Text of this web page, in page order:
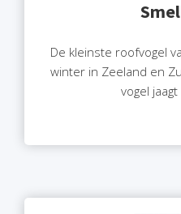
De kleinste roofvogel
winter in Zeeland en
vogel